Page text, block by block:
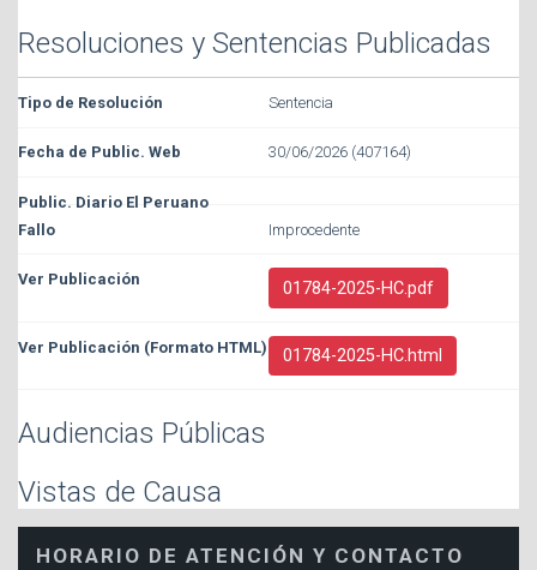
Resoluciones y Sentencias Publicadas
Sentencia
30/06/2026 (407164)
Improcedente
01784-2025-HC.pdf
01784-2025-HC.html
Audiencias Públicas
Vistas de Causa
HORARIO DE ATENCIÓN Y CONTACTO